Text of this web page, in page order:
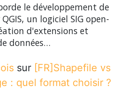
le développement de
un logiciel SIG open-
d'extensions et
données…
sur [FR]Shapefile vs
: quel format choisir ?